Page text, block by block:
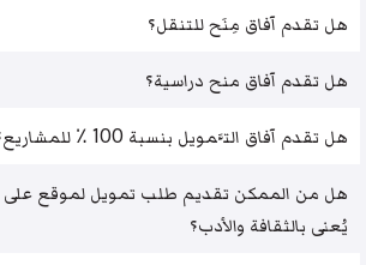
هل تقدم آفاق مِنَح للتنقل؟
هل تقدم آفاق منح دراسية؟
هل تقدم آفاق التَّمويل بنسبة 100 ٪ للمشاريع؟
هل من الممكن تقديم طلب تمويل لموقع على
يُعنى بالثقافة والأدب؟